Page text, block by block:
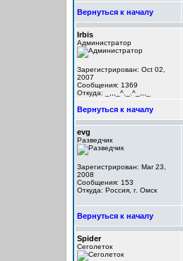
Вернуться к началу
Irbis
Администратор
Зарегистрирован: Oct 02,
2007
Сообщения: 1369
Откуда: _,,,_^._.^_,,,_
Вернуться к началу
evg
Разведчик
Зарегистрирован: Mar 23,
2008
Сообщения: 153
Откуда: Россия, г. Омск
Вернуться к началу
Spider
Сеголеток